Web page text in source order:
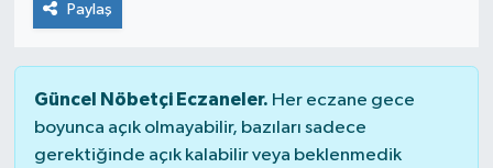
Paylaş
Güncel Nöbetçi Eczaneler. Her eczane gece
boyunca açık olmayabilir, bazıları sadece
gerektiğinde açık kalabilir veya beklenmedik